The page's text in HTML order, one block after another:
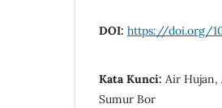
DOI: https://doi.org/
Kata Kunci: Air Hujan,
Sumur Bor